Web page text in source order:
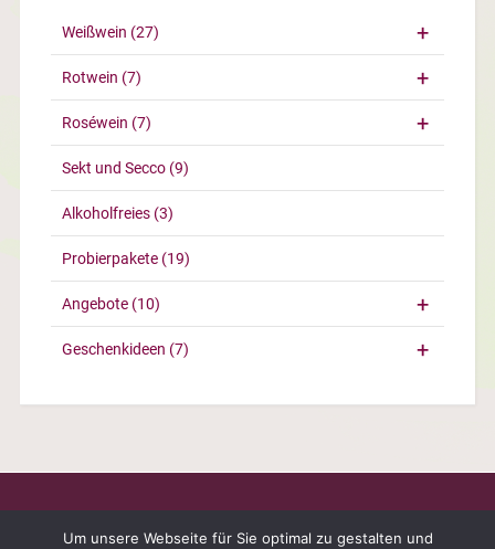
Weißwein (27)
Rotwein (7)
Roséwein (7)
Sekt und Secco (9)
Alkoholfreies (3)
Probierpakete (19)
Angebote (10)
Geschenkideen (7)
Um unsere Webseite für Sie optimal zu gestalten und